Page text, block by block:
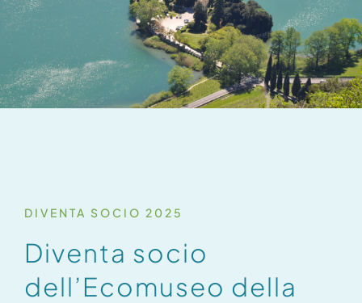
Chi siamo
Progetti e ricerca
Ecomusei in rete e Eco-card
DIVENTA SOCIO 2025
Diventa socio
dell’Ecomuseo della